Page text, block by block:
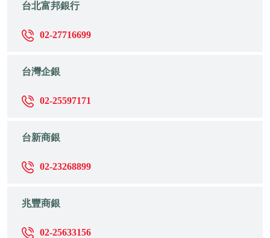
台北富邦銀行
02-27716699
台灣企銀
02-25597171
台新商銀
02-23268899
兆豐商銀
02-25633156